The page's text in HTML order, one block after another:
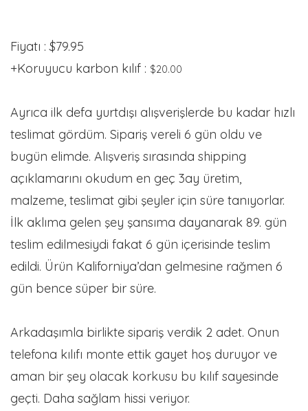
Fiyatı : $79.95
+Koruyucu karbon kılıf : $20.00
Ayrıca ilk defa yurtdışı alışverişlerde bu kadar hızlı
teslimat gördüm. Sipariş vereli 6 gün oldu ve
bugün elimde. Alışveriş sırasında shipping
açıklamarını okudum en geç 3ay üretim,
malzeme, teslimat gibi şeyler için süre tanıyorlar.
İlk aklıma gelen şey şansıma dayanarak 89. gün
teslim edilmesiydi fakat 6 gün içerisinde teslim
edildi. Ürün Kaliforniya’dan gelmesine rağmen 6
gün bence süper bir süre.
Arkadaşımla birlikte sipariş verdik 2 adet. Onun
telefona kılıfı monte ettik gayet hoş duruyor ve
aman bir şey olacak korkusu bu kılıf sayesinde
geçti. Daha sağlam hissi veriyor.